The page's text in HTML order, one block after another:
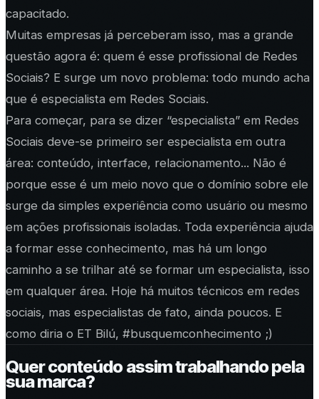
capacitado.
Muitas empresas já perceberam isso, mas a grande
questão agora é: quem é esse profissional de Redes
Sociais? E surge um novo problema: todo mundo acha
que é especialista em Redes Sociais.
Para começar, para se dizer “especialista” em Redes
Sociais deve-se primeiro ser especialista em outra
área: conteúdo, interface, relacionamento... Não é
porque esse é um meio novo que o domínio sobre ele
surge da simples experiência como usuário ou mesmo
em ações profissionais isoladas. Toda experiência ajuda
a formar esse conhecimento, mas há um longo
caminho a se trilhar até se formar um especialista, isso
em qualquer área. Hoje há muitos técnicos em redes
sociais, mas especialistas de fato, ainda poucos. E
como diria o ET Bilú, #busquemconhecimento ;)
Quer conteúdo assim trabalhando pela
sua marca?